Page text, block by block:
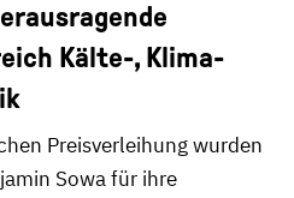
Kälte-, Klima-
Preisverleihung wurden
Sowa für ihre